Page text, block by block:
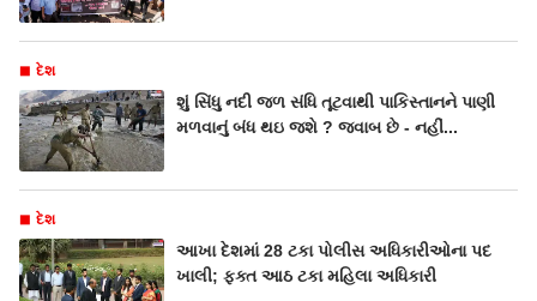
દેશ
શું સિંધુ નદી જળ સંધિ તૂટવાથી પાકિસ્તાનને પાણી
મળવાનું બંધ થઇ જશે ? જવાબ છે - નહીં...
દેશ
આખા દેશમાં 28 ટકા પોલીસ અધિકારીઓના પદ
ખાલી; ફક્ત આઠ ટકા મહિલા અધિકારી